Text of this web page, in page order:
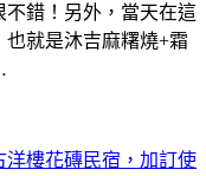
錯！另外，當天在這
就是沐吉麻糬燒+霜
洋樓花磚民宿，加訂使